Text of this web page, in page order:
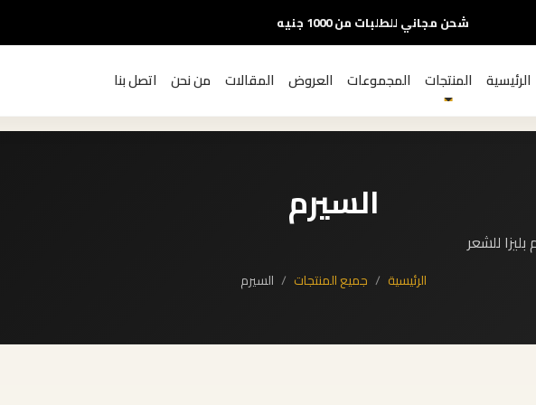
شحن مجاني للطلبات من 1000 جنيه
الرئيسية المنتجات المجموعات العروض المقالات من نحن اتصل بنا
السيرم
بليزا للشعر
الرئيسية جميع المنتجات السيرم